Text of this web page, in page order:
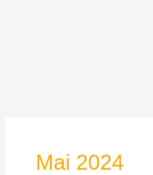
Mai 2024